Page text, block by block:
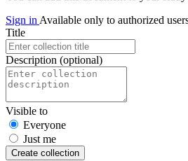
Sign in Available only to authorized
Title
Description (optional)
Visible to
Everyone
Just me
Create collection